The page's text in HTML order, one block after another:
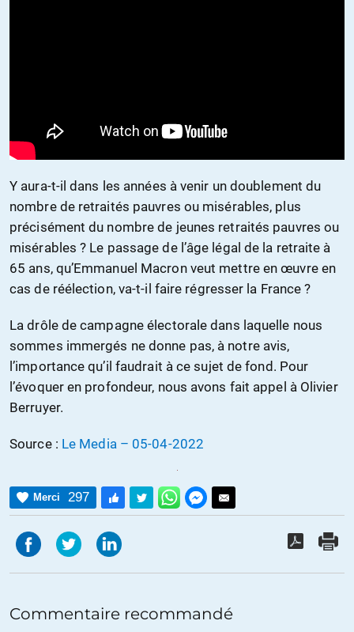
Y aura-t-il dans les années à venir un doublement du
nombre de retraités pauvres ou misérables, plus
précisément du nombre de jeunes retraités pauvres ou
misérables ? Le passage de l’âge légal de la retraite à
65 ans, qu’Emmanuel Macron veut mettre en œuvre en
cas de réélection, va-t-il faire régresser la France ?
La drôle de campagne électorale dans laquelle nous
sommes immergés ne donne pas, à notre avis,
l’importance qu’il faudrait à ce sujet de fond. Pour
l’évoquer en profondeur, nous avons fait appel à Olivier
Berruyer.
Source : Le Media – 05-04-2022
Merci 297
Commentaire recommandé